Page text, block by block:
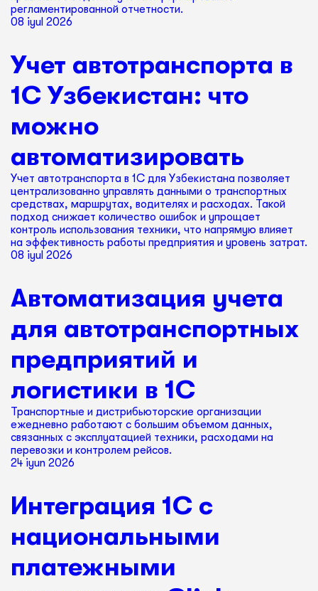
регламентированной отчетности.
08 iyul 2026
Учет автотранспорта в
1С Узбекистан: что
можно
автоматизировать
Учет автотранспорта в 1С для Узбекистана позволяет
централизованно управлять данными о транспортных
средствах, маршрутах, водителях и расходах. Такой
подход снижает количество ошибок и упрощает
контроль использования техники, что напрямую влияет
на эффективность работы предприятия и уровень затрат.
08 iyul 2026
Автоматизация учета
для автотранспортных
предприятий и
логистики в 1С
Транспортные и дистрибьюторские организации
ежедневно работают с большим объемом данных,
связанных с эксплуатацией техники, расходами на
перевозки и контролем рейсов.
24 iyun 2026
Интеграция 1С с
национальными
платежными